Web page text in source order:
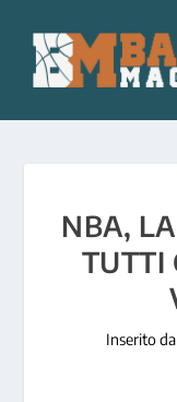
NBA,
TUTTI
Inserito da